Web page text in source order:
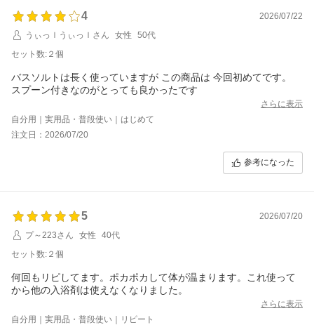
4
2026/07/22
うぃっｌうぃっｌさん
女性
50代
セット数:２個
バスソルトは長く使っていますが この商品は 今回初めてです。
さらに表示
自分用｜実用品・普段使い｜はじめて
注文日：2026/07/20
参考になった
5
2026/07/20
プ～223さん
女性
40代
セット数:２個
何回もリピしてます。ポカポカして体が温まります。これ使って
から他の入浴剤は使えなくなりました。
さらに表示
自分用｜実用品・普段使い｜リピート